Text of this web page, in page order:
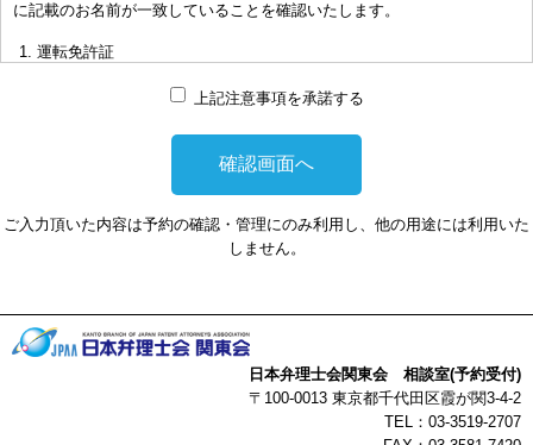
その場合は、依頼者と弁理士個人との関係となり、当会は関与しませ
によって、また、特許事務所によって異なりますので、詳細は特許事
非対面型の相談はWEB会議システムを利用して実施します。WEB会
議システムを利用する事によって生じた不利益または損害に対して、
当会は、一切の責任を負い兼ねます。この点あらかじめご了承くださ
い。
に記載のお名前が一致していることを確認いたします。
運転免許証
マイナンバーカード
本人確認書類を提示頂けない場合は、相談を受けることができません。
上記注意事項を承諾する
ご入力頂いた内容は予約の確認・管理にのみ利用し、他の用途には利用いた
しません。
日本弁理士会関東会 相談室(予約受付)
〒100-0013 東京都千代田区霞が関3-4-2
TEL：03-3519-2707